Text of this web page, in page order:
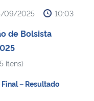
09/2025 10:03
de Bolsista
itens)
– Resultado